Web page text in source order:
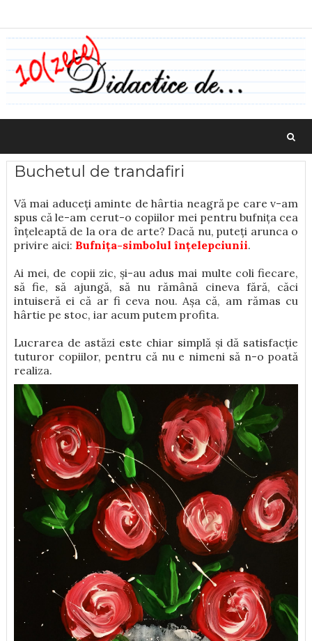
Buchetul de trandafiri
Vă mai aduceți aminte de hârtia neagră pe care v-am
spus că le-am cerut-o copiilor mei pentru bufnița cea
înțeleaptă de la ora de arte? Dacă nu, puteți arunca o
privire aici: Bufnița-simbolul înțelepciunii.
Ai mei, de copii zic, și-au adus mai multe coli fiecare,
să fie, să ajungă, să nu rămână cineva fără, căci
intuiseră ei că ar fi ceva nou. Așa că, am rămas cu
hârtie pe stoc, iar acum putem profita.
Lucrarea de astăzi este chiar simplă și dă satisfacție
tuturor copiilor, pentru că nu e nimeni să n-o poată
realiza.